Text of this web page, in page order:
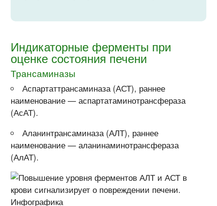
Индикаторные ферменты при
оценке состояния печени
Трансаминазы
Аспартаттрансаминаза (АСТ), раннее
наименование — аспартатаминотрансфераза
(АсАТ).
Аланинтрансаминаза (АЛТ), раннее
наименование — аланинаминотрансфераза
(АлАТ).